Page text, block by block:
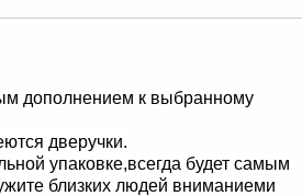
дополнением к выбранному
дверучки.
упаковке,всегда будет самым
близких людей вниманиеми